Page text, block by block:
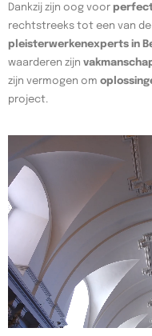
Dankzij zijn oog voor
rechtstreeks tot een van
pleisterwerkenexperts in
waarderen zijn
zijn vermogen om
project.